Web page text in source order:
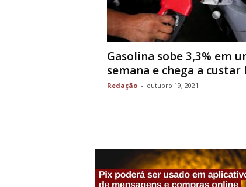
Gasolina sobe 3,3% em
semana e chega a custar
Redação - outubro 19, 2021